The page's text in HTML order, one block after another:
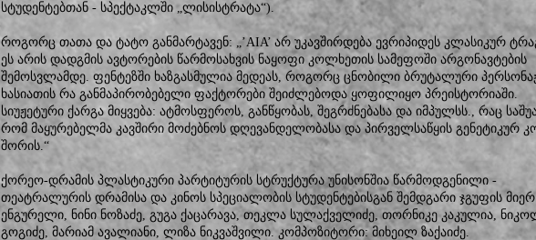
სტუდენტებთან - სპექტაკლში „ლისისტრატა“).
როგორც თათა და ტატო განმარტავენ: „’AIA’ არ უკავშირდება ევრიპიდეს კლასიკურ
ეს არის დადგმის ავტორების წარმოსახვის ნაყოფი კოლხეთის სამეფოში არგონავტების
შემოსვლამდე. ფენტეზში ხაზგასმულია მედეას, როგორც ცნობილი ბრუტალური
ხასიათის რა განმაპირობებელი ფაქტორები შეიძლებოდა ყოფილიყო პრეისტორიაში.
სიუჟეტური ქარგა მიყვება: ატმოსფეროს, განწყობას, შეგრძნებასა და იმპულსს., რაც
რომ მაყურებელმა კავშირი მოძებნოს დღევანდელობასა და პირველსაწყის გენეტიკურ
შორის.“
ქორეო-დრამის პლასტიკური პარტიტურის სტრუქტურა უნისონშია წარმოდგენილი -
თეატრალურის დრამისა და კინოს სპეციალობის სტუდენტებისგან შემდგარი ჯგუფის
ენგურელი, ნინი ნოზაძე, გუგა ქაცარავა, თეკლა სულაქველიძე, თორნიკე კაკულია,
გოგიძე, მარიამ ავალიანი, ლიზა ნიკვაშვილი. კომპოზიტორი: მიხეილ ზაქაიძე.